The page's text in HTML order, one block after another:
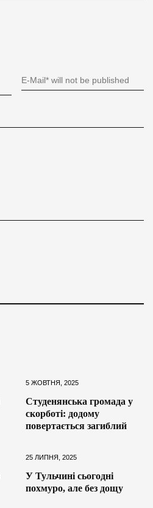
5 ЖОВТНЯ, 2025
Студенянська громада у
скорботі: додому
повертається загиблий
25 ЛИПНЯ, 2025
У Тульчині сьогодні
похмуро, але без дощу